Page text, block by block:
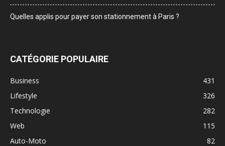
Quelles applis pour payer son stationnement à Paris ?
CATÉGORIE POPULAIRE
Business
431
Lifestyle
326
Technologie
282
Web
115
Auto-Moto
82